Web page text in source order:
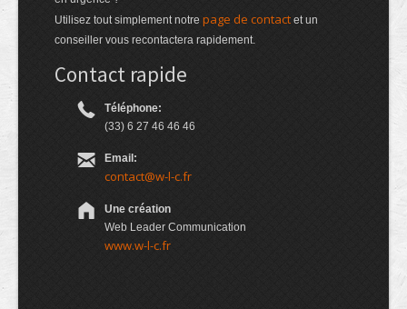
Utilisez tout simplement notre page de contact et un
conseiller vous recontactera rapidement.
Contact rapide
Téléphone:
(33) 6 27 46 46 46
Email:
contact@w-l-c.fr
Une création
Web Leader Communication
www.w-l-c.fr